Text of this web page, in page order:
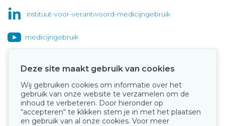
instituut-voor-verantwoord-medicijngebruik
medicijngebruik
Onze keurmerken
Deze site maakt gebruik van cookies
Wij gebruiken cookies om informatie over het
gebruik van onze website te verzamelen om de
inhoud te verbeteren. Door hieronder op
“accepteren“ te klikken stem je in met het plaatsen
en gebruik van al onze cookies. Voor meer